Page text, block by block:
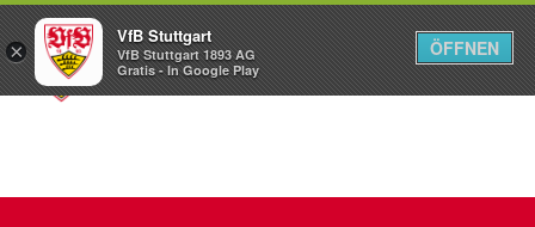
Menü
×
VfB Stuttgart
VfB Stuttgart 1893 AG
Gratis - In Google Play
ÖFFNEN